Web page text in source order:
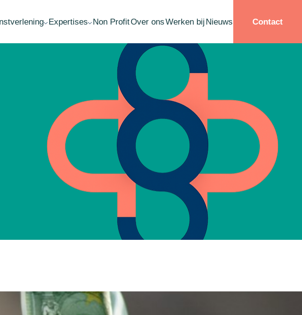
Expertises
Faillisement Schuldsanering
Waardebepaling
Estate planning
Non ProfitOver onsWerken bij Nieuws Contact